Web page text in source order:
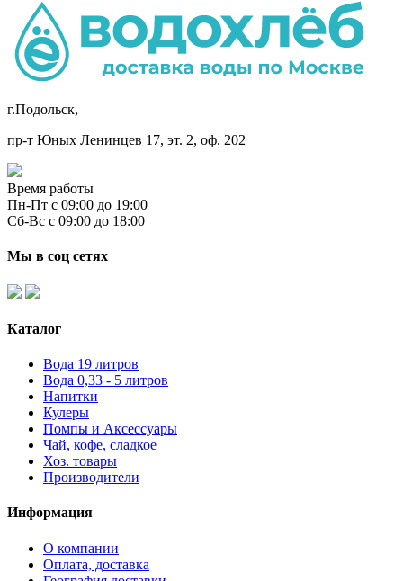
г.Подольск,
пр-т Юных Ленинцев 17, эт. 2, оф. 202
Время работы
Пн-Пт с 09:00 до 19:00
Сб-Вс с 09:00 до 18:00
Мы в соц сетях
Каталог
Вода 19 литров
Вода 0,33 - 5 литров
Напитки
Кулеры
Помпы и Аксессуары
Чай, кофе, сладкое
Хоз. товары
Производители
Информация
О компании
Оплата, доставка